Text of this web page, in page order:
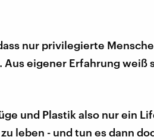
nur privilegierte
eigener Erfahrung weiß
und Plastik also nur ein
leben - und tun es dann